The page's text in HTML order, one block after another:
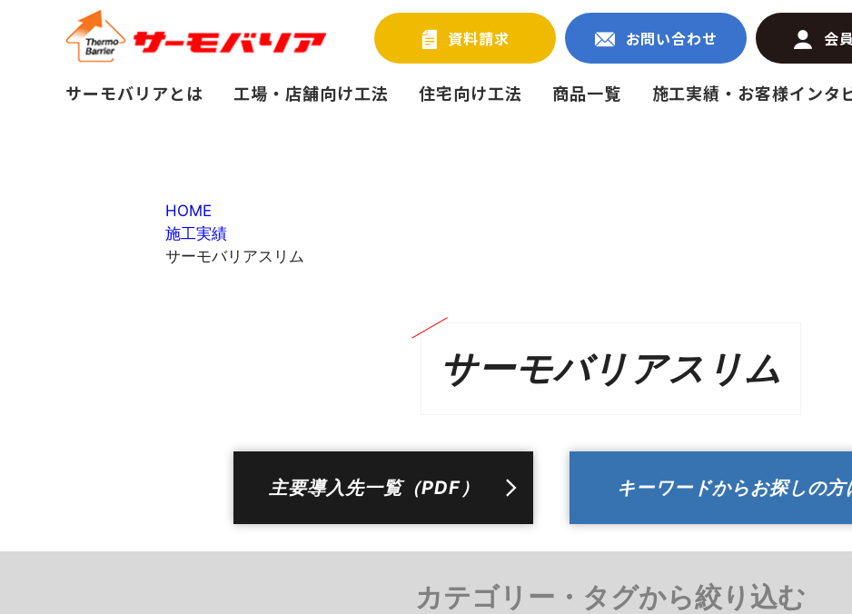
サーモバリアとは 工場・店舗向け工法 住宅向け工法 商品一覧 施工実績・お客様インタ
資料請求 お問い合わせ 会
HOME
施工実績
サーモバリアスリム
サーモバリアスリム
主要導入先一覧（PDF）
カテゴリー・タグから絞り込む